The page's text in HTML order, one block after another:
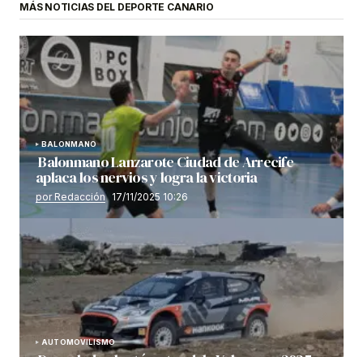
MÁS NOTICIAS DEL DEPORTE CANARIO
BALONMANO
Balonmano Lanzarote Ciudad de Arrecife
aplaca los nervios y logra la victoria
por Redacción 17/11/2025 10:26
AUTOMOVILISMO